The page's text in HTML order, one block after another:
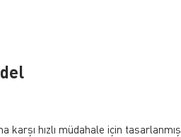
hızlı müdahale için tasarlanmış